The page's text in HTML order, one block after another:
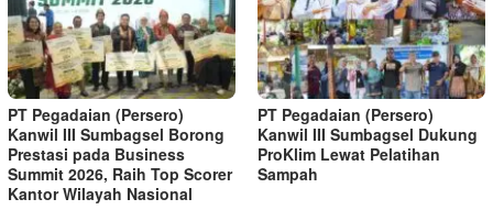
PT Pegadaian (Persero)
Kanwil III Sumbagsel Borong
Prestasi pada Business
Summit 2026, Raih Top Scorer
Kantor Wilayah Nasional
PT Pegadaian (Persero)
Kanwil III Sumbagsel Dukung
ProKlim Lewat Pelatihan
Sampah